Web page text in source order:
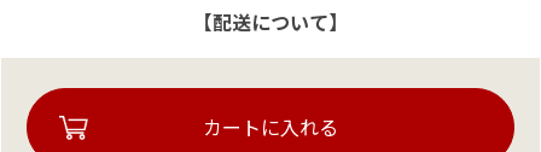
【配送について】